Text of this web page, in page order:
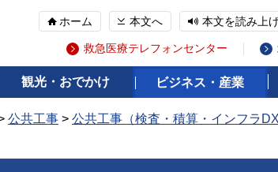
ホーム 本文へ 本文を読み上
救急医療テレフォンセンター
観光・おでかけ ビジネス・産業
公共工事 > 公共工事（検査・積算・インフラDX